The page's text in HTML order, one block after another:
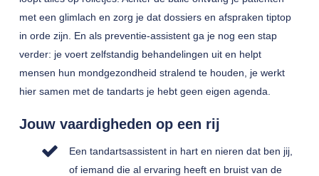
met een glimlach en zorg je dat dossiers en afspraken tiptop
in orde zijn. En als preventie-assistent ga je nog een stap
verder: je voert zelfstandig behandelingen uit en helpt
mensen hun mondgezondheid stralend te houden, je werkt
hier samen met de tandarts je hebt geen eigen agenda.
Jouw vaardigheden op een rij
Een tandartsassistent in hart en nieren dat ben jij,
of iemand die al ervaring heeft en bruist van de